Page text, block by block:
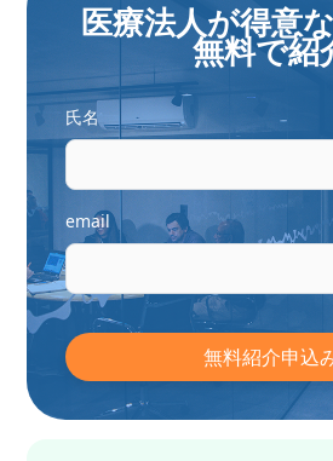
医療法人が得意
無料で紹
氏名
email